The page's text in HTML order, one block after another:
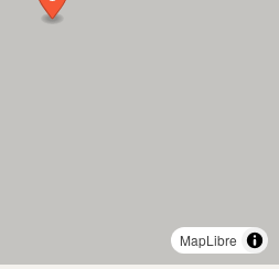
MapLibre